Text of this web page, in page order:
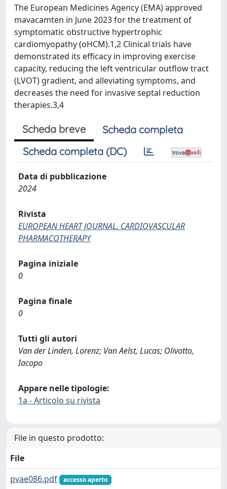
The European Medicines Agency (EMA) approved
mavacamten in June 2023 for the treatment of
symptomatic obstructive hypertrophic
cardiomyopathy (oHCM).1,2 Clinical trials have
demonstrated its efficacy in improving exercise
capacity, reducing the left ventricular outflow tract
(LVOT) gradient, and alleviating symptoms, and
decreases the need for invasive septal reduction
therapies.3,4
Scheda breve
Scheda completa
Scheda completa (DC)
Data di pubblicazione
2024
Rivista
EUROPEAN HEART JOURNAL. CARDIOVASCULAR
PHARMACOTHERAPY
Pagina iniziale
0
Pagina finale
0
Tutti gli autori
Van der Linden, Lorenz; Van Aelst, Lucas; Olivotto,
Iacopo
Appare nelle tipologie:
1a - Articolo su rivista
File in questo prodotto:
File
pvae086.pdf
accesso aperto